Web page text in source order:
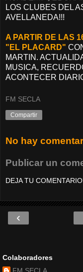
LOS CLUBES DEL
AVELLANEDA!!!
A PARTIR DE LAS
"EL PLACARD"
MARTIN.
MUSICA,
ACONTECER
FM SECLA
Compartir
No hay
Publicar un
DEJA TU
‹
Colaboradores